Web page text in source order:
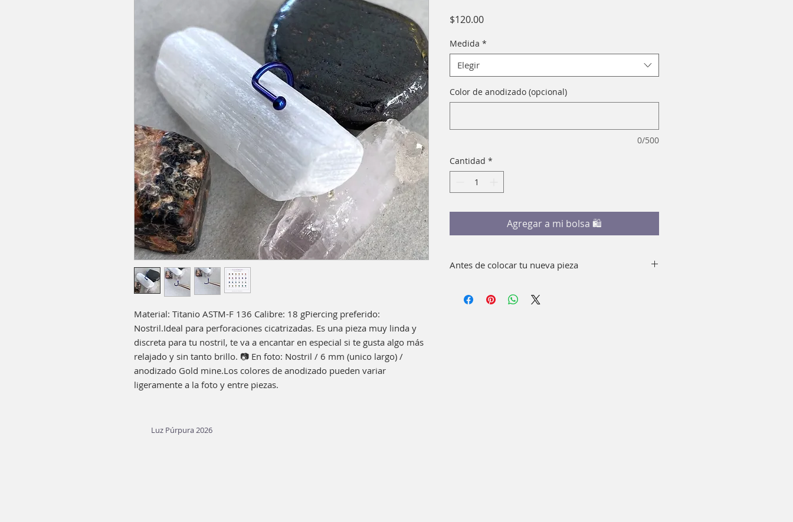
Material: Titanio ASTM-F 136 Calibre: 18 gPiercing preferido:
Nostril.Ideal para perforaciones cicatrizadas. Es una pieza muy linda y
discreta para tu nostril, te va a encantar en especial si te gusta algo más
relajado y sin tanto brillo. 📷 En foto: Nostril / 6 mm (unico largo) /
anodizado Gold mine.Los colores de anodizado pueden variar
ligeramente a la foto y entre piezas.
$120.00Precio
Medida *
Elegir
Color de anodizado (opcional)
0/500
Cantidad *
Agregar a mi bolsa 🛍
Antes de colocar tu nueva pieza
pieza. Como complemento, puedes sumergir en
Luz Púrpura 2026